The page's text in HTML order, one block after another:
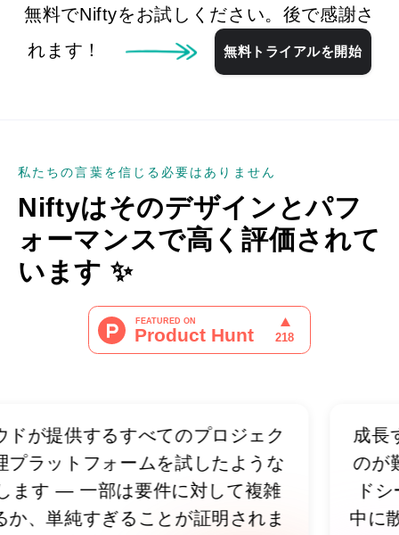
無料でNiftyをお試しください。後で感謝さ
れます！
無料トライアルを開始
私たちの言葉を信じる必要はありません
Niftyはそのデザインとパフ
ォーマンスで高く評価されて
います ✨
供するすべてのプロジェク
トフォームを試したような
一部は要件に対して複雑
純すぎることが証明されま
成長する
のが難し
ドシート
中に散ら